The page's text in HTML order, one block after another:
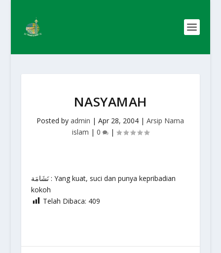
NASYAMAH
Posted byadmin |Apr 28, 2004 |Arsip Nama
islam | 0 |
نَشَامَة : Yang kuat, suci dan punya kepribadian
kokoh
Telah Dibaca: 409